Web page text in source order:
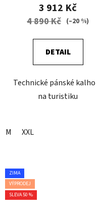
3 912 Kč
4 890 Kč (–20 %)
DETAIL
Technické pánské
na turistiku
M XXL
ZIMA
VÝPRODEJ
SLEVA 50 %